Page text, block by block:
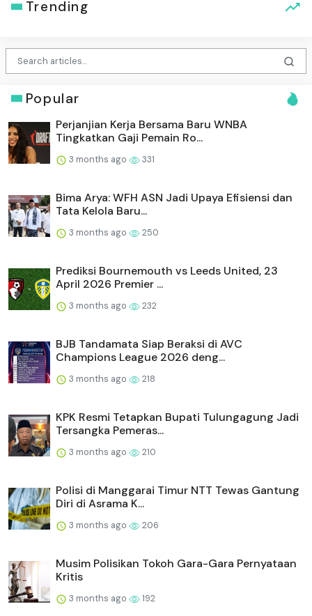
Trending
Popular
Perjanjian Kerja Bersama Baru WNBA
Tingkatkan Gaji Pemain Ro...
3 months ago 331
Bima Arya: WFH ASN Jadi Upaya Efisiensi dan
Tata Kelola Baru...
3 months ago 250
Prediksi Bournemouth vs Leeds United, 23
April 2026 Premier ...
3 months ago 232
BJB Tandamata Siap Beraksi di AVC
Champions League 2026 deng...
3 months ago 218
KPK Resmi Tetapkan Bupati Tulungagung Jadi
Tersangka Pemeras...
3 months ago 210
Polisi di Manggarai Timur NTT Tewas Gantung
Diri di Asrama K...
3 months ago 206
Musim Polisikan Tokoh Gara-Gara Pernyataan
Kritis
3 months ago 192